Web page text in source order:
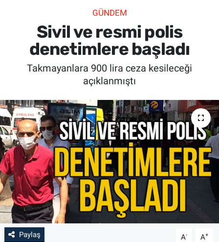
GÜNDEM
Sivil ve resmi polis
denetimlere başladı
Takmayanlara 900 lira ceza kesileceği
açıklanmıştı
Paylaş A- A+
SPOR
SAĞLIK